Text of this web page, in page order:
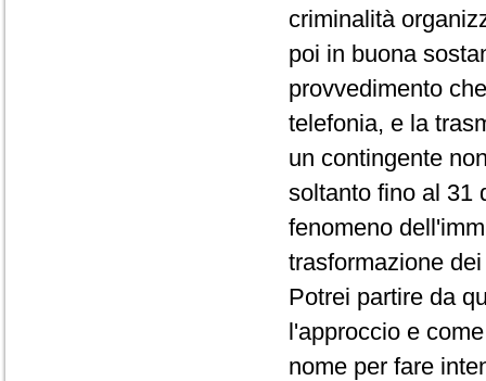
criminalità
poi in buona
provvedimento
telefonia, e la
un contingente
soltanto fino al 31
fenomeno
trasformazione
Potrei partire da
l'approccio e
nome per fare